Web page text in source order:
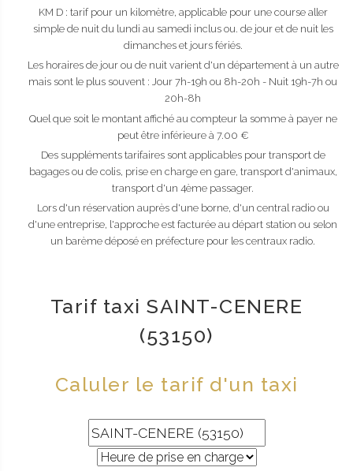
KM D : tarif pour un kilomètre, applicable pour une course aller
simple de nuit du lundi au samedi inclus ou. de jour et de nuit les
dimanches et jours fériés.
Les horaires de jour ou de nuit varient d'un département à un autre
mais sont le plus souvent : Jour 7h-19h ou 8h-20h - Nuit 19h-7h ou
20h-8h
Quel que soit le montant affiché au compteur la somme à payer ne
peut être inférieure à 7.00 €
Des suppléments tarifaires sont applicables pour transport de
bagages ou de colis, prise en charge en gare, transport d'animaux,
transport d'un 4ème passager.
Lors d'un réservation auprès d'une borne, d'un central radio ou
d'une entreprise, l'approche est facturée au départ station ou selon
un barème déposé en préfecture pour les centraux radio.
Tarif taxi SAINT-CENERE
(53150)
Caluler le tarif d'un taxi